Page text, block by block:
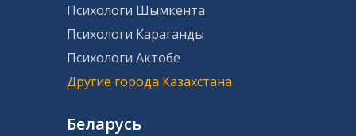
Психологи Шымкента
Психологи Караганды
Психологи Актобе
Другие города Казахстана
Беларусь